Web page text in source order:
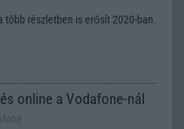
több részletben is erősít 2020-ban.
online a Vodafone-nál